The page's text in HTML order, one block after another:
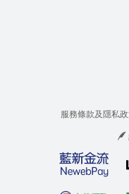
服務條款及隱私